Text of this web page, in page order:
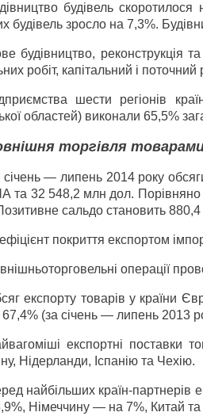
будівель
будівель зросло на 7,3%.
будівництво, реконструкція
робіт, капітальний і
шести регіонів
областей) виконали 65,5%
торгівля
— липень 2014 року
та 32 548,2 млн дол. Порівняно
сальдо становить
покриття експортом
операції
експорту товарів у країни
(за січень — липень 2013
експортні поставки
Нідерланди, Іспанію та Чехію.
найбільших країн-партнерів
Німеччину — на 7%, Китай